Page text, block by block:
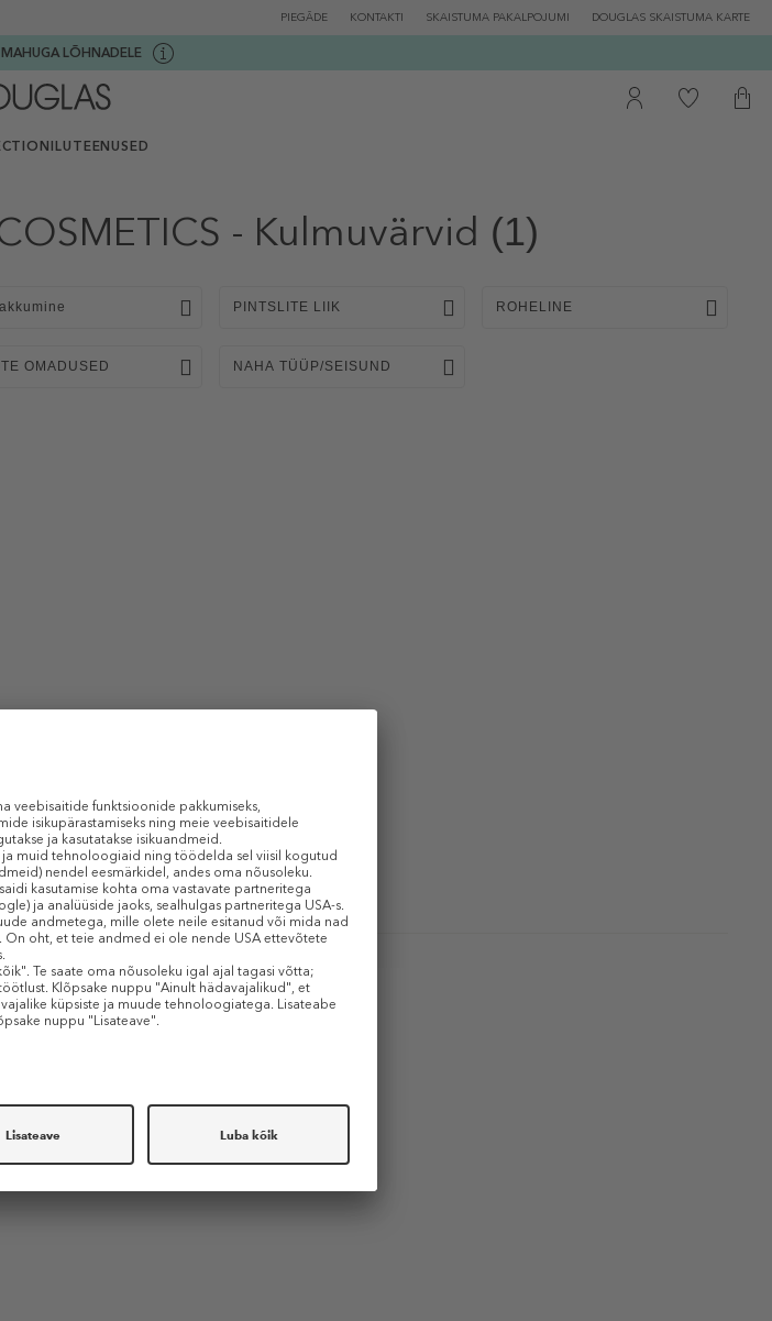
PIEGĀDE KONTAKTI SKAISTUMA PAKALPOJUMI DOUGLAS SKAISTUMA KARTE
LÕHNADELE
ILUTEENUSED
- Kulmuvärvid (1)
PINTSLITE LIIK ROHELINE
OMADUSED NAHA TÜÜP/SEISUND